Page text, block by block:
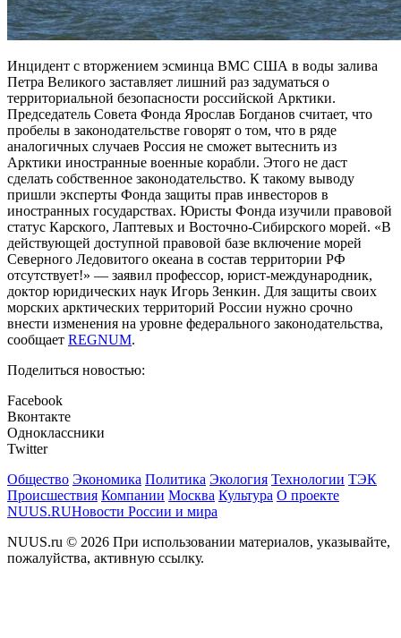
Инцидент с вторжением эсминца ВМС США в воды залива
Петра Великого заставляет лишний раз задуматься о
территориальной безопасности российской Арктики.
Председатель Совета Фонда Ярослав Богданов считает, что
пробелы в законодательстве говорят о том, что в ряде
аналогичных случаев Россия не сможет вытеснить из
Арктики иностранные военные корабли. Этого не даст
сделать собственное законодательство. К такому выводу
пришли эксперты Фонда защиты прав инвесторов в
иностранных государствах. Юристы Фонда изучили правовой
статус Карского, Лаптевых и Восточно-Сибирского морей. «В
действующей доступной правовой базе включение морей
Северного Ледовитого океана в состав территории РФ
отсутствует!» — заявил профессор, юрист-международник,
доктор юридических наук Игорь Зенкин. Для защиты своих
морских арктических территорий России нужно срочно
внести изменения на уровне федерального законодательства,
сообщает REGNUM.
Поделиться новостью:
Facebook
Вконтакте
Одноклассники
Twitter
Общество Экономика Политика Экология Технологии ТЭК
Происшествия Компании Москва Культура О проекте
NUUS.RUНовости России и мира
NUUS.ru © 2026 При использовании материалов, указывайте,
пожалуйства, активную ссылку.